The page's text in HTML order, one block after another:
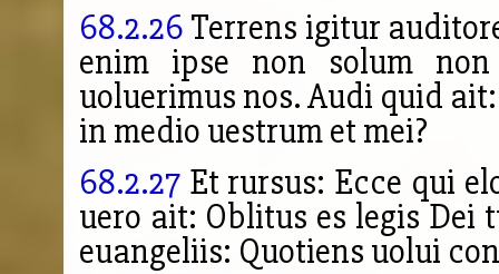
68.2.26 Terrens igitur
enim ipse non solum
uoluerimus nos. Audi quid
in medio uestrum et mei?
68.2.27Et rursus: Ecce qui
uero ait: Oblitus es legis Dei
euangeliis: Quotiens uolui